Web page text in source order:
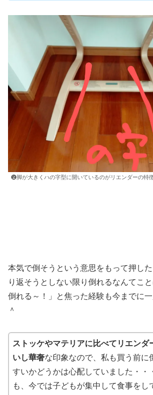
❷脚が大きくハの字型に開いているのがリエンダーの特
本気で倒そうという意思をもって押し
り返そうとしない限り倒れるなんてこと
倒れる～！」と焦った経験も今までに
＾
ストッケやマテリアに比べてリエンダ
いし華奢な印象なので、私も買う前に
すいかどうかは心配していました・・
も、今では子どもが集中して食事をし